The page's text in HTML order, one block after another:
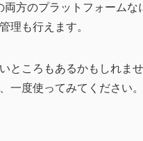
方のプラットフォーム
理も行えます。
ところもあるかもしれま
一度使ってみてください。